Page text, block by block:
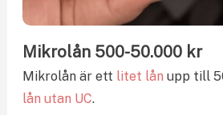
Mikrolån 500-50.000 kr
Mikrolån är ett litet lån upp till
lån utan UC.